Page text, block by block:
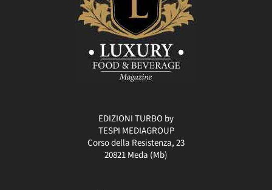
EDIZIONI TURBO by
TESPI MEDIAGROUP
Corso della Resistenza, 23
20821 Meda (Mb)